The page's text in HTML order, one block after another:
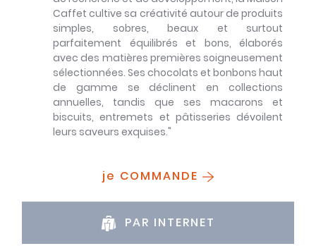
Caffet cultive sa créativité autour de produits
simples, sobres, beaux et surtout
parfaitement équilibrés et bons, élaborés
avec des matières premières soigneusement
sélectionnées. Ses chocolats et bonbons haut
de gamme se déclinent en collections
annuelles, tandis que ses macarons et
biscuits, entremets et pâtisseries dévoilent
leurs saveurs exquises."
je COMMANDE
PAR INTERNET